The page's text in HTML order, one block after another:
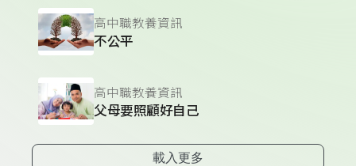
高中職教養資訊
不公平
高中職教養資訊
父母要照顧好自己
載入更多